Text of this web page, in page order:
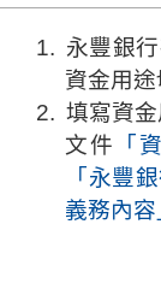
永豐銀
資金用
填寫資
文件
「
「永豐
義務內容